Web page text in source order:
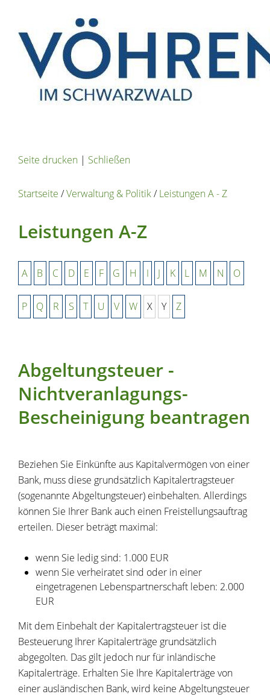
Seite drucken | Schließen
Startseite /Verwaltung & Politik/Leistungen A - Z
Leistungen A-Z
A B C D E F G H I J K L M N O
P Q R S T U V W X Y Z
Abgeltungsteuer -
Nichtveranlagungs-
Bescheinigung beantragen
Beziehen Sie Einkünfte aus Kapitalvermögen von einer
Bank, muss diese grundsätzlich Kapitalertragsteuer
(sogenannte Abgeltungsteuer) einbehalten. Allerdings
können Sie Ihrer Bank auch einen Freistellungsauftrag
erteilen. Dieser beträgt maximal:
wenn Sie ledig sind: 1.000 EUR
wenn Sie verheiratet sind oder in einer
eingetragenen Lebenspartnerschaft leben: 2.000
EUR
Mit dem Einbehalt der Kapitalertragsteuer ist die
Besteuerung Ihrer Kapitalerträge grundsätzlich
abgegolten. Das gilt jedoch nur für inländische
Kapitalerträge. Erhalten Sie Ihre Kapitalerträge von
einer ausländischen Bank, wird keine Abgeltungsteuer